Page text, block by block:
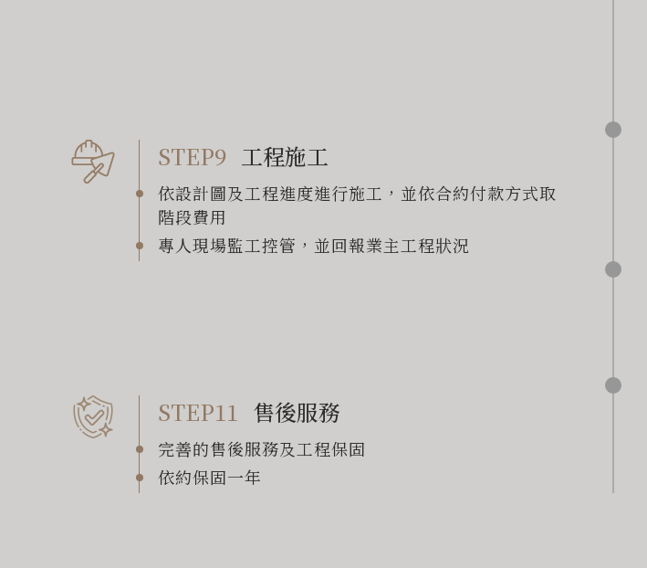
STEP9 工程施工
依設計圖及工程進度進行施工，並依合約付款方式取
階段費用
專人現場監工控管，並回報業主工程狀況
STEP11 售後服務
完善的售後服務及工程保固
依約保固一年